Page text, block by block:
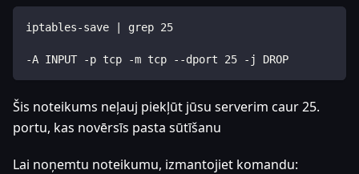
iptables-save | grep 25
-A INPUT -p tcp -m tcp --dport 25 -j DROP
Šis noteikums neļauj piekļūt jūsu serverim caur 25.
portu, kas novērsīs pasta sūtīšanu
Lai noņemtu noteikumu, izmantojiet komandu: